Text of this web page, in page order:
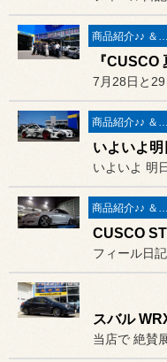
商品紹介♪♪ ＆ ”フィール”からのお知らせ。
7月28日と
商品紹介♪♪ ＆ ”フィール”からのお知らせ。
商品紹介♪♪ ＆ ”フィール”からのお知らせ。
フィール日